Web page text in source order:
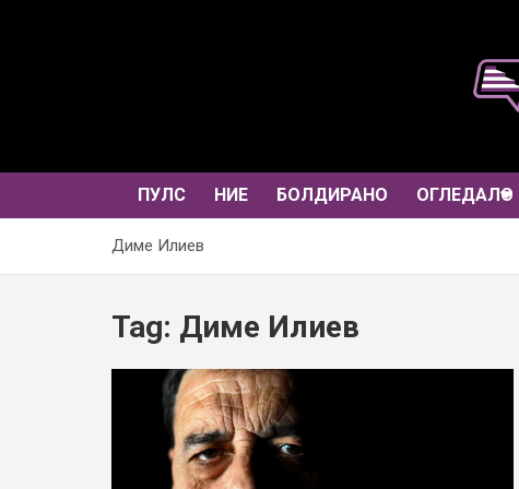
ПУЛС НИЕ БОЛДИРАНО ОГЛЕДАЛО
Диме Илиев
Tag: Диме Илиев